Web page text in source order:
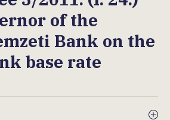
of the
Bank on the
base rate